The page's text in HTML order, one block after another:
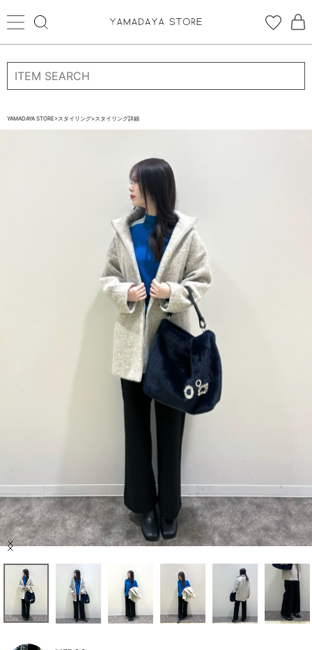
ログイン 新規会員登録
STORE BRAND・LABELから探す
ブランド一覧
店舗検索
ご利用ガイド/ヘルプ
YAMADAYA STORE>スタイリング>スタイリング詳細
Item